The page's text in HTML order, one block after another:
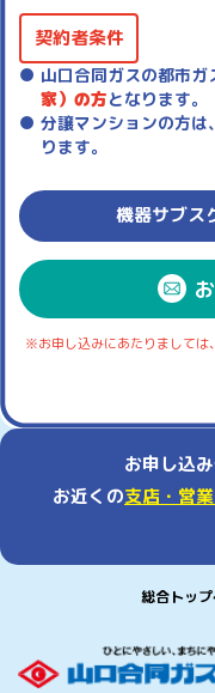
契約者条件
山口合同ガスの都市ガ
家）の方となります。
分譲マンションの方
ります。
機器サブス
※お申し込みにあたりましては
お申し込
お近くの支店・営
総合トッ